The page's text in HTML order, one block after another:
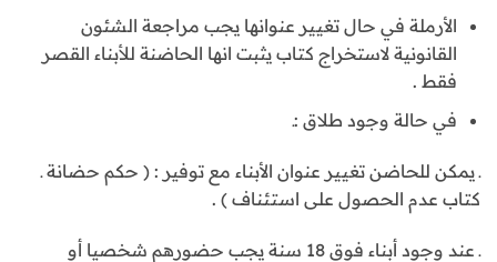
الأرملة في حال تغيير عنوانها يجب مراجعة الشئون
القانونية لاستخراج كتاب يثبت انها الحاضنة للأبناء القصر
فقط .
في حالة وجود طلاق :ـ
ـ يمكن للحاضن تغيير عنوان الأبناء مع توفير : ( حكم حضانة ـ
كتاب عدم الحصول على استئناف ) .
ـ عند وجود أبناء فوق 18 سنة يجب حضورهم شخصيا أو